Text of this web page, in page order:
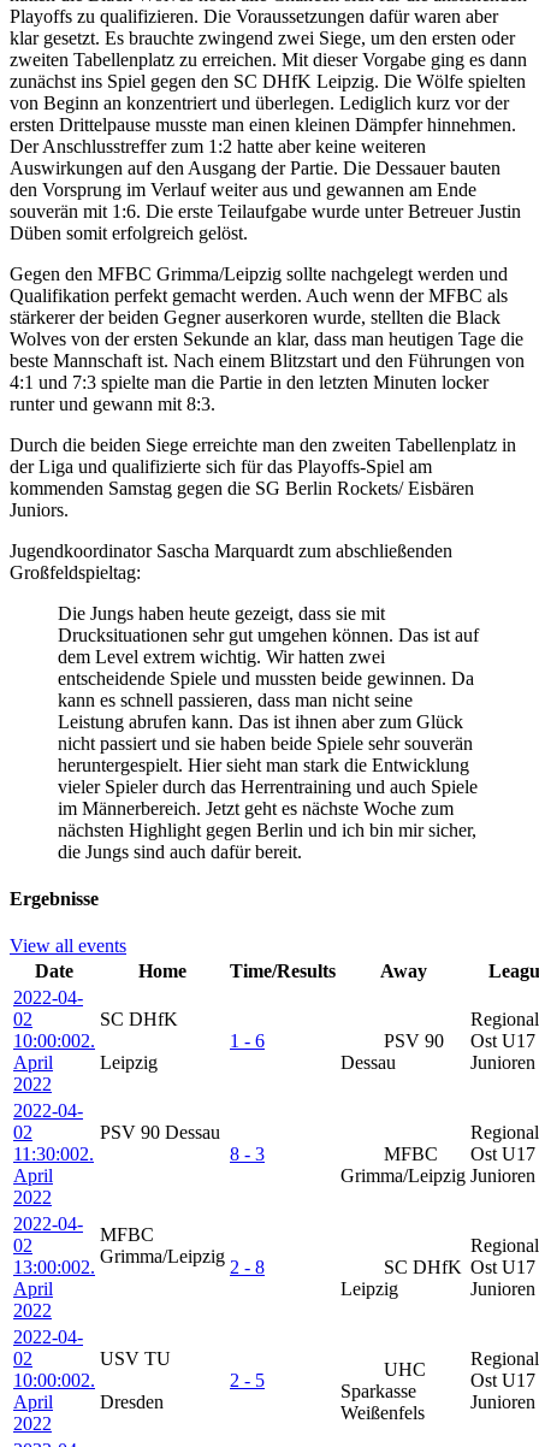
Playoffs zu qualifizieren. Die Voraussetzungen dafür waren aber
klar gesetzt. Es brauchte zwingend zwei Siege, um den ersten oder
zweiten Tabellenplatz zu erreichen. Mit dieser Vorgabe ging es dann
zunächst ins Spiel gegen den SC DHfK Leipzig. Die Wölfe spielten
von Beginn an konzentriert und überlegen. Lediglich kurz vor der
ersten Drittelpause musste man einen kleinen Dämpfer hinnehmen.
Der Anschlusstreffer zum 1:2 hatte aber keine weiteren
Auswirkungen auf den Ausgang der Partie. Die Dessauer bauten
den Vorsprung im Verlauf weiter aus und gewannen am Ende
souverän mit 1:6. Die erste Teilaufgabe wurde unter Betreuer Justin
Düben somit erfolgreich gelöst.
Gegen den MFBC Grimma/Leipzig sollte nachgelegt werden und
Qualifikation perfekt gemacht werden. Auch wenn der MFBC als
stärkerer der beiden Gegner auserkoren wurde, stellten die Black
Wolves von der ersten Sekunde an klar, dass man heutigen Tage die
beste Mannschaft ist. Nach einem Blitzstart und den Führungen von
4:1 und 7:3 spielte man die Partie in den letzten Minuten locker
runter und gewann mit 8:3.
Durch die beiden Siege erreichte man den zweiten Tabellenplatz in
der Liga und qualifizierte sich für das Playoffs-Spiel am
kommenden Samstag gegen die SG Berlin Rockets/ Eisbären
Juniors.
Jugendkoordinator Sascha Marquardt zum abschließenden
Großfeldspieltag:
Die Jungs haben heute gezeigt, dass sie mit
Drucksituationen sehr gut umgehen können. Das ist auf
dem Level extrem wichtig. Wir hatten zwei
entscheidende Spiele und mussten beide gewinnen. Da
kann es schnell passieren, dass man nicht seine
Leistung abrufen kann. Das ist ihnen aber zum Glück
nicht passiert und sie haben beide Spiele sehr souverän
heruntergespielt. Hier sieht man stark die Entwicklung
vieler Spieler durch das Herrentraining und auch Spiele
im Männerbereich. Jetzt geht es nächste Woche zum
nächsten Highlight gegen Berlin und ich bin mir sicher,
die Jungs sind auch dafür bereit.
Ergebnisse
View all events
Date
Home Time/Results Away
2022-04-
02
10:00:002.
April
2022
SC DHfK
Leipzig
1 - 6
PSV 90
Dessau
Ost U17
2022-04-
02
11:30:002.
April
2022
PSV 90 Dessau
8 - 3
MFBC
Grimma/Leipzig
Ost U17
2022-04-
02
13:00:002.
April
2022
MFBC
Grimma/Leipzig
2 - 8
SC DHfK
Leipzig
Ost U17
2022-04-
02
10:00:002.
April
2022
USV TU
Dresden
2 - 5
UHC
Sparkasse
Weißenfels
Ost U17